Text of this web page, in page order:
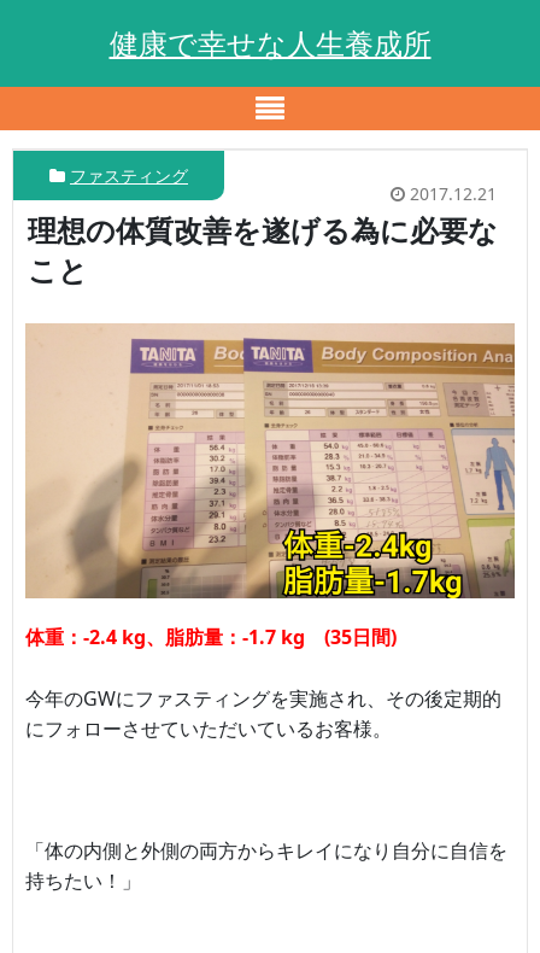
健康で幸せな人生養成所
2017.12.21
ファスティング
理想の体質改善を遂げる為に必要な
こと
体重：-2.4 kg、脂肪量：-1.7 kg (35日間)
今年のGWにファスティングを実施され、その後定期的
にフォローさせていただいているお客様。
「体の内側と外側の両方からキレイになり自分に自信を
持ちたい！」